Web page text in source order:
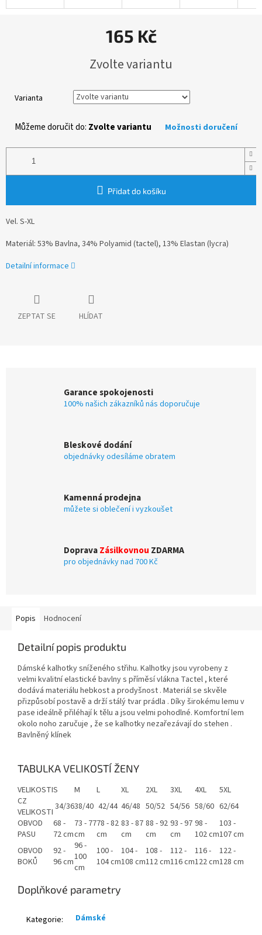
165 Kč
cena:
Zvolte variantu
Varianta
Můžeme doručit do: Zvolte variantu Možnosti doručení
Přidat do košíku
Vel. S-XL
Materiál: 53% Bavlna, 34% Polyamid (tactel), 13% Elastan (lycra)
Detailní informace
ZEPTAT SE HLÍDAT
Garance spokojenosti
100% našich zákazníků nás doporučuje
Bleskové dodání
objednávky odesíláme obratem
Kamenná prodejna
můžete si oblečení i vyzkoušet
DopravaZásilkovnou ZDARMA
pro objednávky nad 700 Kč
Popis Hodnocení
Detailní popis produktu
Dámské kalhotky sníženého střihu. Kalhotky jsou vyrobeny z
velmi kvalitní elastické bavlny s příměsí vlákna Tactel , které
dodává materiálu hebkost a prodyšnost . Materiál se skvěle
přizpůsobí postavě a drží stálý tvar prádla . Díky širokému lemu v
pase ideálně přiléhají k tělu a jsou velmi pohodlné. Komfortní lem
okolo noho zaručuje , že se kalhotky nezařezávají do stehen .
Bavlněný klínek
TABULKA VELIKOSTÍ ŽENY
VELIKOSTIS M L XL 2XL 3XL 4XL
5XL
CZ
VELIKOSTI 34/3638/40 42/44 46/48 50/52 54/56 58/60 62/64
OBVOD
PASU
68 -
72 cm
73 - 77
cm
78 - 82
cm
83 - 87
cm
88 - 92
cm
93 - 97
cm
98 -
102 cm
103 -
107 cm
OBVOD
BOKŮ
92 -
96 cm
96 -
100
cm
100 -
104 cm
104 -
108 cm
108 -
112 cm
112 -
116 cm
116 -
122 cm
122 -
128 cm
Doplňkové parametry
Kategorie: Dámské